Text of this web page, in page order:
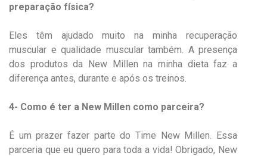
preparação física?
Eles têm ajudado muito na minha recuperação
muscular e qualidade muscular também. A presença
dos produtos da New Millen na minha dieta faz a
diferença antes, durante e após os treinos.
4- Como é ter a New Millen como parceira?
É um prazer fazer parte do Time New Millen. Essa
parceria que eu quero para toda a vida! Obrigado, New